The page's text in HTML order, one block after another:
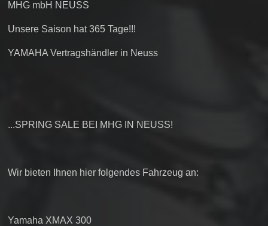
MHG mbH NEUSS
Unsere Saison hat 365 Tage!!!
YAMAHA Vertragshändler in Neuss
...SPRING SALE BEI MHG IN NEUSS!
Wir bieten Ihnen hier folgendes Fahrzeug an:
Yamaha XMAX 300